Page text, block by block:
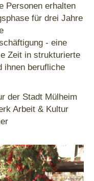
Personen erhalten
für drei Jahre
- eine
Zeit in strukturierte
ihnen berufliche
der Stadt Mülheim
Arbeit & Kultur